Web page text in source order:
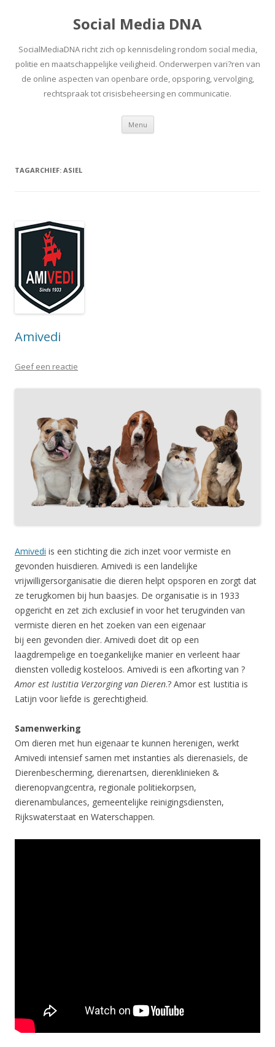
Social Media DNA
SocialMediaDNA richt zich op kennisdeling rondom social media,
politie en maatschappelijke veiligheid. Onderwerpen vari?ren van
de online aspecten van openbare orde, opsporing, vervolging,
rechtspraak tot crisisbeheersing en communicatie.
Menu Spring
inhoud
TAGARCHIEF: ASIEL
Amivedi
Geef een reactie
Amivedi is een stichting die zich inzet voor vermiste en
gevonden huisdieren. Amivedi is een landelijke
vrijwilligersorganisatie die dieren helpt opsporen en zorgt dat
ze terugkomen bij hun baasjes. De organisatie is in 1933
opgericht en zet zich exclusief in voor het terugvinden van
vermiste dieren en het zoeken van een eigenaar
bij een gevonden dier. Amivedi doet dit op een
laagdrempelige en toegankelijke manier en verleent haar
diensten volledig kosteloos. Amivedi is een afkorting van ?
Amor est Iustitia Verzorging van Dieren.? Amor est Iustitia is
Latijn voor liefde is gerechtigheid.
Samenwerking
Om dieren met hun eigenaar te kunnen herenigen, werkt
Amivedi intensief samen met instanties als dierenasiels, de
Dierenbescherming, dierenartsen, dierenklinieken &
dierenopvangcentra, regionale politiekorpsen,
dierenambulances, gemeentelijke reinigingsdiensten,
Rijkswaterstaat en Waterschappen.